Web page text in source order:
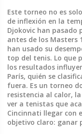
Este torneo no es
de inflexión en la
Djokovic han pasado
antes de los Masters
han usado su
top del tenis. Lo que
los resultados
París, quién se
fuera. Es un torneo
resistencia al calor,
ver a tenistas que
Cincinnati llegar con
objetivo claro: ganar